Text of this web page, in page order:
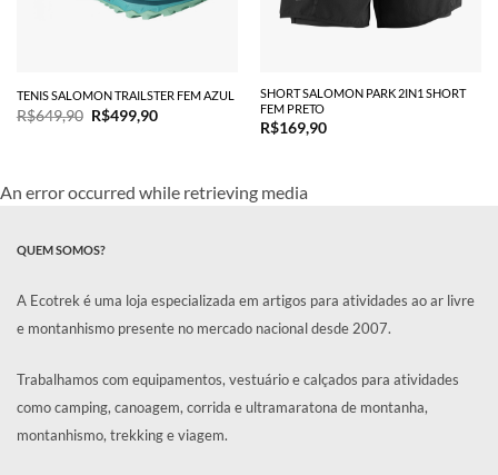
TENIS SALOMON TRAILSTER FEM AZUL
R$649,90 O
R$499,90O
SHORT SALOMON PARK 2IN1 SHORT
FEM PRETO
R$169,90
An error occurred while retrieving media
QUEM SOMOS?
A Ecotrek é uma loja especializada em artigos para atividades ao ar livre
e montanhismo presente no mercado nacional desde 2007.
Trabalhamos com equipamentos, vestuário e calçados para atividades
como camping, canoagem, corrida e ultramaratona de montanha,
montanhismo, trekking e viagem.